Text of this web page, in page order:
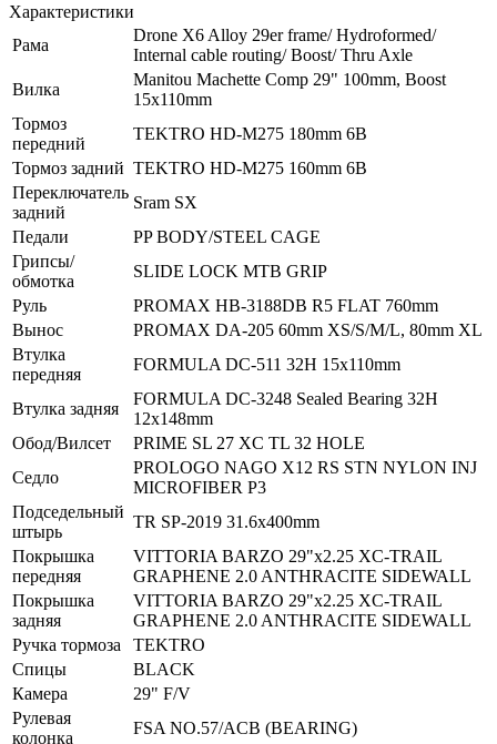
Характеристики
Рама
Drone X6 Alloy 29er frame/ Hydroformed/
Internal cable routing/ Boost/ Thru Axle
Вилка
Manitou Machette Comp 29" 100mm, Boost
15x110mm
Тормоз
передний
TEKTRO HD-M275 180mm 6B
Тормоз задний TEKTRO HD-M275 160mm 6B
Переключатель
задний
Sram SX
Педали
PP BODY/STEEL CAGE
Грипсы/
обмотка
SLIDE LOCK MTB GRIP
Руль
PROMAX HB-3188DB R5 FLAT 760mm
Вынос
PROMAX DA-205 60mm XS/S/M/L, 80mm XL
Втулка
передняя
FORMULA DC-511 32H 15x110mm
Втулка задняя
FORMULA DC-3248 Sealed Bearing 32H
12x148mm
Обод/Вилсет
PRIME SL 27 XC TL 32 HOLE
Седло
PROLOGO NAGO X12 RS STN NYLON INJ
MICROFIBER P3
Подседельный
штырь
TR SP-2019 31.6x400mm
Покрышка
передняя
VITTORIA BARZO 29"x2.25 XC-TRAIL
GRAPHENE 2.0 ANTHRACITE SIDEWALL
Покрышка
задняя
VITTORIA BARZO 29"x2.25 XC-TRAIL
GRAPHENE 2.0 ANTHRACITE SIDEWALL
Ручка тормоза
TEKTRO
Спицы
BLACK
Камера
29" F/V
Рулевая
колонка
FSA NO.57/ACB (BEARING)